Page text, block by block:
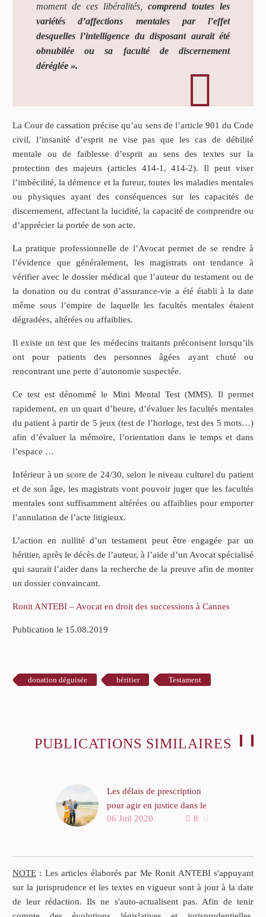
moment de ces libéralités, comprend toutes les
variétés d’affections mentales par l’effet
desquelles l’intelligence du disposant aurait été
obnubilée ou sa faculté de discernement
déréglée ».
La Cour de cassation précise qu’au sens de l’article 901 du Code
civil, l’insanité d’esprit ne vise pas que les cas de débilité
mentale ou de faiblesse d’esprit au sens des textes sur la
protection des majeurs (articles 414-1, 414-2). Il peut viser
l’imbécilité, la démence et la fureur, toutes les maladies mentales
ou physiques ayant des conséquences sur les capacités de
discernement, affectant la lucidité, la capacité de comprendre ou
d’apprécier la portée de son acte.
La pratique professionnelle de l’Avocat permet de se rendre à
l’évidence que généralement, les magistrats ont tendance à
vérifier avec le dossier médical que l’auteur du testament ou de
la donation ou du contrat d’assurance-vie a été établi à la date
même sous l’empire de laquelle les facultés mentales étaient
dégradées, altérées ou affaiblies.
Il existe un test que les médecins traitants préconisent lorsqu’ils
ont pour patients des personnes âgées ayant chuté ou
rencontrant une perte d’autonomie suspectée.
Ce test est dénommé le Mini Mental Test (MMS). Il permet
rapidement, en un quart d’heure, d’évaluer les facultés mentales
du patient à partir de 5 jeux (test de l’horloge, test des 5 mots…)
afin d’évaluer la mémoire, l’orientation dans le temps et dans
l’espace …
Inférieur à un score de 24/30, selon le niveau culturel du patient
et de son âge, les magistrats vont pouvoir juger que les facultés
mentales sont suffisamment altérées ou affaiblies pour emporter
l’annulation de l’acte litigieux.
L’action en nullité d’un testament peut être engagée par un
héritier, après le décès de l’auteur, à l’aide d’un Avocat spécialisé
qui saurait l’aider dans la recherche de la preuve afin de monter
un dossier convaincant.
Ronit ANTEBI – Avocat en droit des successions à Cannes
Publication le 15.08.2019
donation déguisée héritier Testament
PUBLICATIONS SIMILAIRES
Les délais de prescription
pour agir en justice dans le
droit des successions
assujetti au délai de
prescription de droit
commun, sous réserve de
quelques délais de
prescription spéciaux. Le
8 0
06 Juil 2020
NOTE : Les articles élaborés par Me Ronit ANTEBI s'appuyant
sur la jurisprudence et les textes en vigueur sont à jour à la date
de leur rédaction. Ils ne s'auto-actualisent pas. Afin de tenir